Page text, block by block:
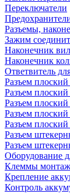
Переключатели
Разъемы,
Зажим
Наконечник
Наконечник
Ответвитель
Разъем
Разъем
Разъем
Разъем
Разъем
Разъем
Разъем
Оборудование
Клеммы
Крепление
Контроль